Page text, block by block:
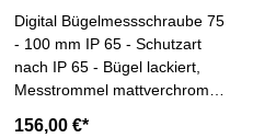
Digital Bügelmessschraube 75
- 100 mm IP 65 - Schutzart
nach IP 65 - Bügel lackiert,
Messtrommel mattverchromt -
156,00 €*